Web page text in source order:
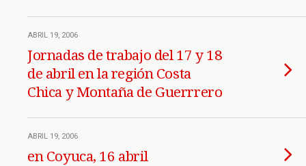
ABRIL 19, 2006
Jornadas de trabajo del 17 y 18
de abril en la región Costa
Chica y Montaña de Guerrrero
ABRIL 19, 2006
en Coyuca, 16 abril